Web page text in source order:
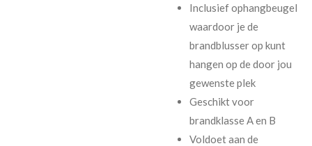
Inclusief ophangbeugel
waardoor je de
brandblusser op kunt
hangen op de door jou
gewenste plek
Geschikt voor
brandklasse A en B
Voldoet aan de